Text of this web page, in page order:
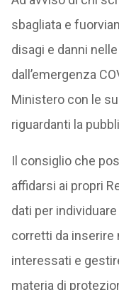
sbagliata e
disagi e danni
dall’emergenza
Ministero con le
riguardanti la
Il consiglio che
affidarsi ai propri
dati per
corretti da inserire
interessati e
materia di